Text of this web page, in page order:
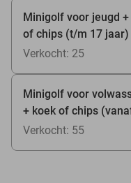
Minigolf voor jeugd
of chips (t/m 17 jaar)
Verkocht: 25
Minigolf voor
+ koek of chips
Verkocht: 55